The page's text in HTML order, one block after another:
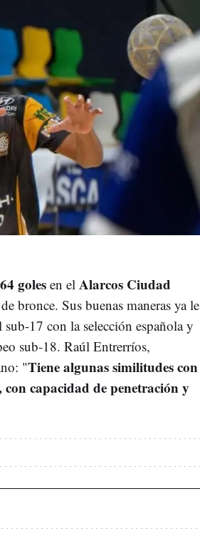
goles en el Alarcos Ciudad
bronce. Sus buenas maneras ya le
17 con la selección española y
sub-18. Raúl Entrerríos,
"Tiene algunas similitudes con
capacidad de penetración y